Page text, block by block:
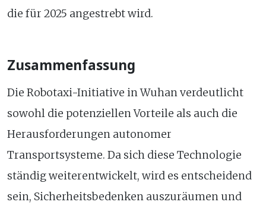
die für 2025 angestrebt wird.
Zusammenfassung
Die Robotaxi-Initiative in Wuhan verdeutlicht
sowohl die potenziellen Vorteile als auch die
Herausforderungen autonomer
Transportsysteme. Da sich diese Technologie
ständig weiterentwickelt, wird es entscheidend
sein, Sicherheitsbedenken auszuräumen und